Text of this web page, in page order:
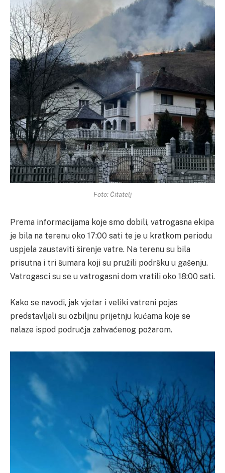
Foto: Čitatelj
Prema informacijama koje smo dobili, vatrogasna ekipa
je bila na terenu oko 17:00 sati te je u kratkom periodu
uspjela zaustaviti širenje vatre. Na terenu su bila
prisutna i tri šumara koji su pružili podršku u gašenju.
Vatrogasci su se u vatrogasni dom vratili oko 18:00 sati.
Kako se navodi, jak vjetar i veliki vatreni pojas
predstavljali su ozbiljnu prijetnju kućama koje se
nalaze ispod područja zahvaćenog požarom.